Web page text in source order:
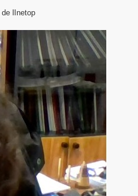
lInetop